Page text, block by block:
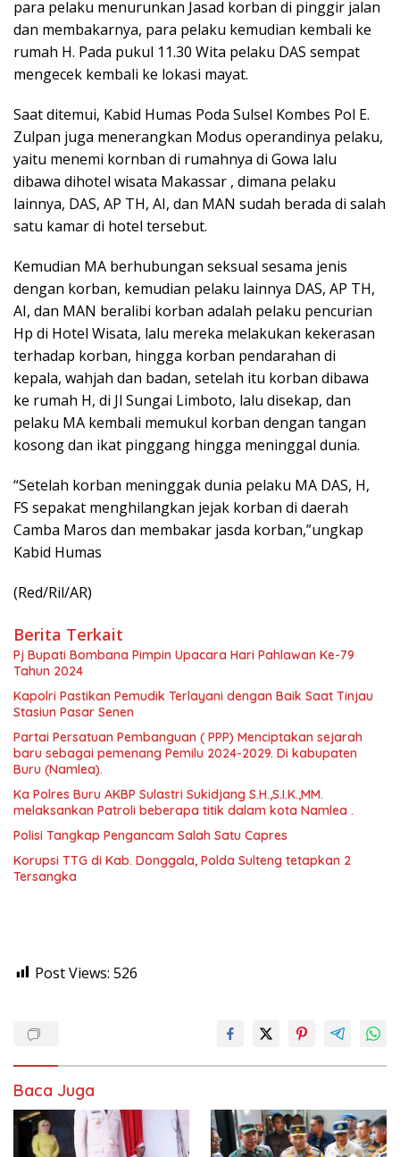
para pelaku menurunkan Jasad korban di pinggir jalan
dan membakarnya, para pelaku kemudian kembali ke
rumah H. Pada pukul 11.30 Wita pelaku DAS sempat
mengecek kembali ke lokasi mayat.
Saat ditemui, Kabid Humas Poda Sulsel Kombes Pol E.
Zulpan juga menerangkan Modus operandinya pelaku,
yaitu menemi kornban di rumahnya di Gowa lalu
dibawa dihotel wisata Makassar , dimana pelaku
lainnya, DAS, AP TH, AI, dan MAN sudah berada di salah
satu kamar di hotel tersebut.
Kemudian MA berhubungan seksual sesama jenis
dengan korban, kemudian pelaku lainnya DAS, AP TH,
AI, dan MAN beralibi korban adalah pelaku pencurian
Hp di Hotel Wisata, lalu mereka melakukan kekerasan
terhadap korban, hingga korban pendarahan di
kepala, wahjah dan badan, setelah itu korban dibawa
ke rumah H, di Jl Sungai Limboto, lalu disekap, dan
pelaku MA kembali memukul korban dengan tangan
kosong dan ikat pinggang hingga meninggal dunia.
“Setelah korban meninggak dunia pelaku MA DAS, H,
FS sepakat menghilangkan jejak korban di daerah
Camba Maros dan membakar jasda korban,”ungkap
Kabid Humas
(Red/Ril/AR)
Berita Terkait
Pj Bupati Bombana Pimpin Upacara Hari Pahlawan Ke-79
Tahun 2024
Kapolri Pastikan Pemudik Terlayani dengan Baik Saat Tinjau
Stasiun Pasar Senen
Partai Persatuan Pembanguan ( PPP) Menciptakan sejarah
baru sebagai pemenang Pemilu 2024-2029. Di kabupaten
Buru (Namlea).
Ka Polres Buru AKBP Sulastri Sukidjang S.H.,S.I.K.,MM.
melaksankan Patroli beberapa titik dalam kota Namlea .
Polisi Tangkap Pengancam Salah Satu Capres
Korupsi TTG di Kab. Donggala, Polda Sulteng tetapkan 2
Tersangka
Post Views: 526
Baca Juga